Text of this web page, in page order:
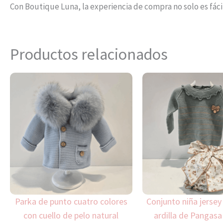
Con Boutique Luna, la experiencia de compra no solo es
Productos relacionados
Parka de punto cuatro colores
con cuello de pelo natural
Este
opciones
pueden
elegir
Conjunto niña
ardilla de